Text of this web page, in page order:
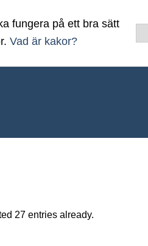
fungera på ett bra sätt
Vad är kakor?
27 entries already.